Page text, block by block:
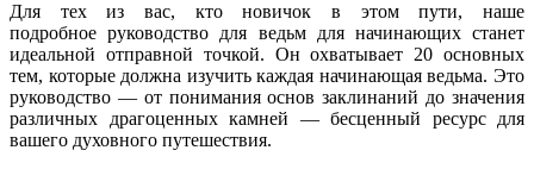
Для тех из вас, кто новичок в этом пути, наше
подробное руководство для ведьм для начинающих станет
идеальной отправной точкой. Он охватывает 20 основных
тем, которые должна изучить каждая начинающая ведьма. Это
руководство — от понимания основ заклинаний до значения
различных драгоценных камней — бесценный ресурс для
вашего духовного путешествия.